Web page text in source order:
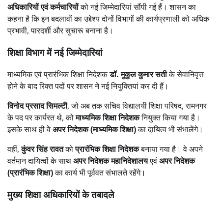
अधिकारियों एवं कर्मचारियोंको नई जिम्मेदारियां सौंपी गई हैं। शासन का
कहना है कि इन बदलावों का उद्देश्य दोनों विभागों की कार्यप्रणाली को अधिक
प्रभावी, पारदर्शी और सुचारू बनाना है।
शिक्षा विभाग में नई जिम्मेदारियां
माध्यमिक एवं प्रारंभिक शिक्षा निदेशकडॉ. मुकुल कुमार सतीके सेवानिवृत्त
होने के बाद रिक्त पदों पर शासन ने नई नियुक्तियां कर दी हैं।
विनोद प्रसाद सिमल्टी, जो अब तक सचिव विद्यालयी शिक्षा परिषद, रामनगर
के पद पर कार्यरत थे, कोमाध्यमिक शिक्षा निदेशकनियुक्त किया गया है।
इसके साथ ही वेअपर निदेशक (माध्यमिक शिक्षा)का दायित्व भी संभालेंगे।
वहीं,कुंवर सिंह रावतकोप्रारंभिक शिक्षा निदेशकबनाया गया है। वे अपने
वर्तमान दायित्वों के साथअपर निदेशक महानिदेशालयएवंअपर निदेशक
(प्रारंभिक शिक्षा)का कार्य भी पूर्ववत संभालते रहेंगे।
मुख्य शिक्षा अधिकारियों के तबादले